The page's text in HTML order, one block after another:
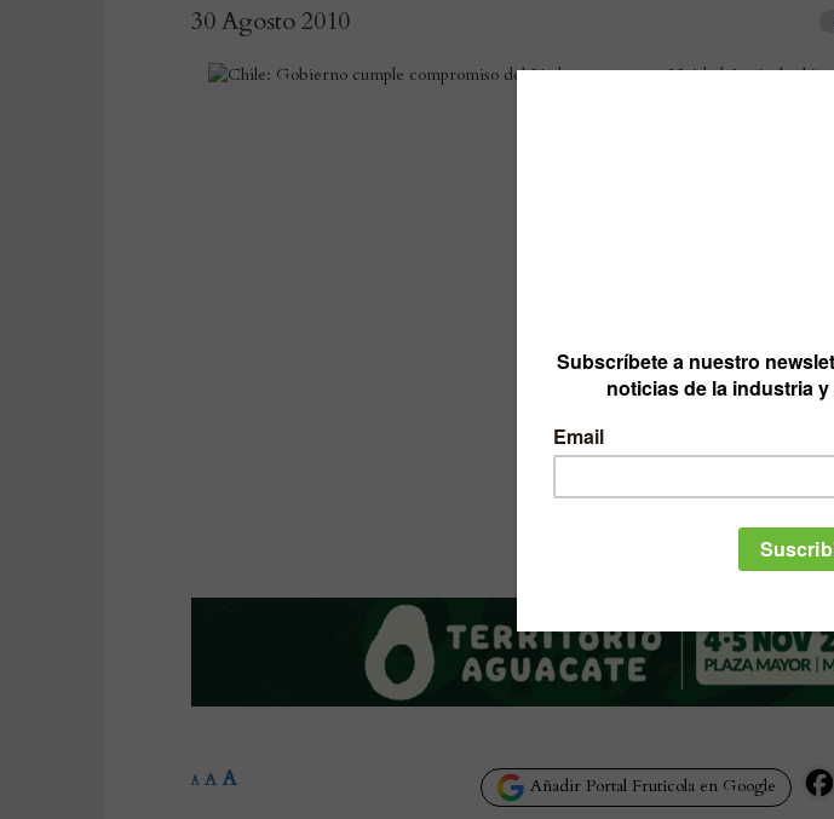
30 Agosto 2010
Añadir Portal Frutícola en Google
A A A